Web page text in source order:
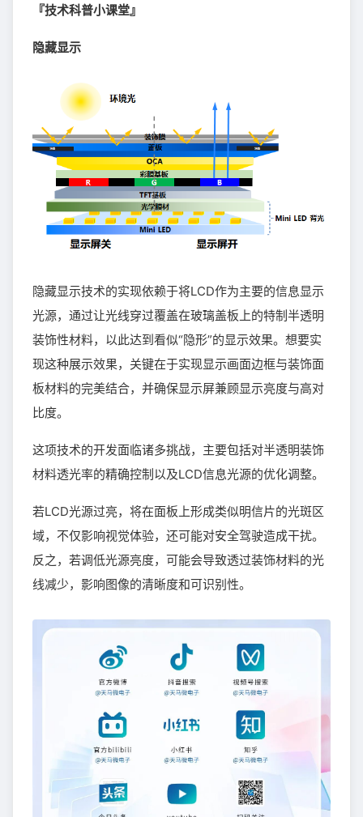
『技术科普小课堂』
隐藏显示
隐藏显示技术的实现依赖于将LCD作为主要的信息显示
光源，通过让光线穿过覆盖在玻璃盖板上的特制半透明
装饰性材料，以此达到看似“隐形”的显示效果。想要实
现这种展示效果，关键在于实现显示画面边框与装饰面
板材料的完美结合，并确保显示屏兼顾显示亮度与高对
比度。
这项技术的开发面临诸多挑战，主要包括对半透明装饰
材料透光率的精确控制以及LCD信息光源的优化调整。
若LCD光源过亮，将在面板上形成类似明信片的光斑区
域，不仅影响视觉体验，还可能对安全驾驶造成干扰。
反之，若调低光源亮度，可能会导致透过装饰材料的光
线减少，影响图像的清晰度和可识别性。